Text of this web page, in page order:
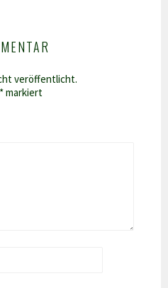
veröffentlicht.
*markiert